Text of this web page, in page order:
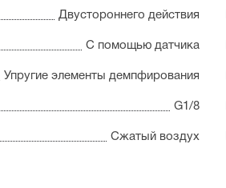
Двустороннего действия
С помощью датчика
Упругие элементы демпфирования
G1/8
Сжатый воздух